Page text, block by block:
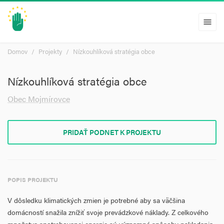
menu
Domov Projekty Nízkouhlíková stratégia obce
Nízkouhlíková stratégia obce
Obec Mojmírovce
PRIDAŤ PODNET K PROJEKTU
POPIS PROJEKTU
V dôsledku klimatických zmien je potrebné aby sa väčšina
domácností snažila znížiť svoje prevádzkové náklady. Z celkového